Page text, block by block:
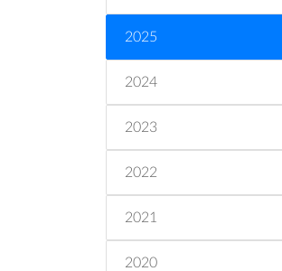
2025
2024
2023
2022
2021
2020